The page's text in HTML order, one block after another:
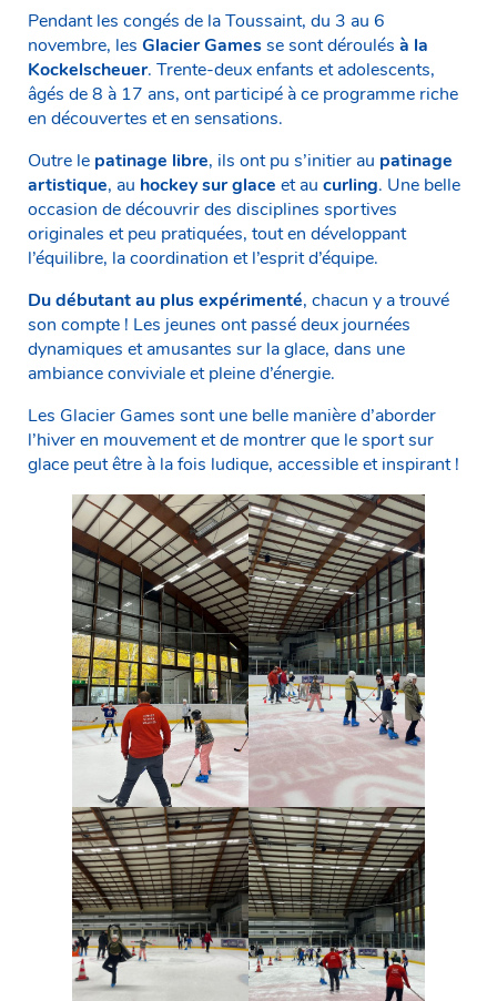
Pendant les congés de la Toussaint, du 3 au 6
novembre, les Glacier Gamesse sont déroulés à la
Kockelscheuer. Trente-deux enfants et adolescents,
âgés de 8 à 17 ans, ont participé à ce programme riche
en découvertes et en sensations.
Outre le patinage libre, ils ont pu s’initier au patinage
artistique, au hockey sur glace et au curling. Une belle
occasion de découvrir des disciplines sportives
originales et peu pratiquées, tout en développant
l’équilibre, la coordination et l’esprit d’équipe.
Du débutant au plus expérimenté, chacun y a trouvé
son compte ! Les jeunes ont passé deux journées
dynamiques et amusantes sur la glace, dans une
ambiance conviviale et pleine d’énergie.
Les Glacier Games sont une belle manière d’aborder
l’hiver en mouvement et de montrer que le sport sur
glace peut être à la fois ludique, accessible et inspirant !